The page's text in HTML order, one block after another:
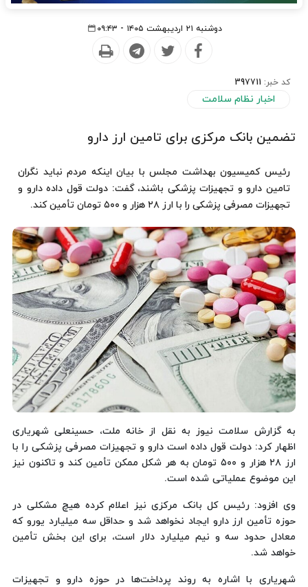
دوشنبه ۲۱ اردیبهشت ۱۴۰۵ - ۰۹:۴۳
کد خبر: 397711
اخبار نظام سلامت
تضمین بانک مرکزی برای تامین ارز دارو
رئیس کمیسیون بهداشت مجلس با بیان اینکه مردم نباید نگران
تامین دارو و تجهیزات پزشکی باشند، گفت: دولت قول داده دارو و
تجهیزات مصرفی پزشکی را با ارز ۲۸ هزار و ۵۰۰ تومان تأمین کند.
به گزارش سلامت نیوز به نقل از خانه ملت، حسینعلی شهریاری
اظهار کرد: دولت قول داده است دارو و تجهیزات مصرفی پزشکی را با
ارز ۲۸ هزار و ۵۰۰ تومان به هر شکل ممکن تأمین کند و تاکنون نیز
این موضوع عملیاتی شده است.
وی افزود: رئیس کل بانک مرکزی نیز اعلام کرده هیچ مشکلی در
حوزه تأمین ارز دارو ایجاد نخواهد شد و حداقل سه میلیارد یورو که
معادل حدود سه و نیم میلیارد دلار است، برای این بخش تأمین
خواهد شد.
شهریاری با اشاره به روند پرداخت‌ها در حوزه دارو و تجهیزات